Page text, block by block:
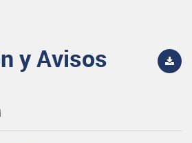
y Avisos